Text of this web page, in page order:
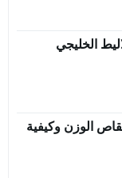
الخليجي
الوزن وكيفية